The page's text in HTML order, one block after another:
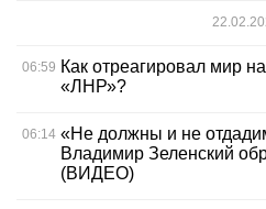
06:59 Как отреагировал мир
«ЛНР»?
06:14 «Не должны и не
Владимир Зеленский
(ВИДЕО)